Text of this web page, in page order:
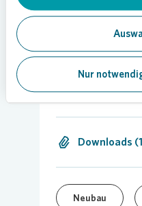
Nur
21.03.2022
Downloads
Neubau